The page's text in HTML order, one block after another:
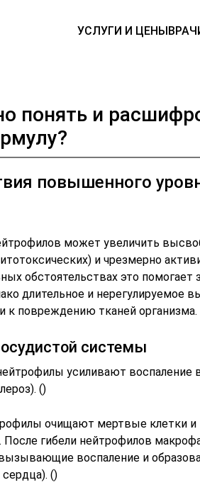
УСЛУГИ И ЦЕНЫ
понять и
повышенного
может увеличить
и чрезмерно
обстоятельствах это помогает
длительное и нерегулируемое
к повреждению тканей организма.
системы
усиливают воспаление
()
очищают мертвые клетки и
гибели нейтрофилов
воспаление и
()